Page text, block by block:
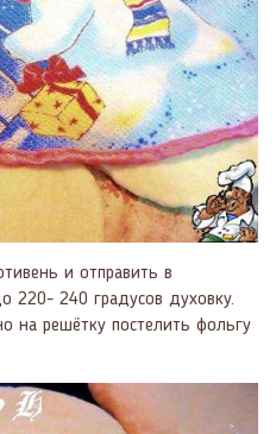
и отправить в
220- 240 градусов духовку.
на решётку постелить фольгу